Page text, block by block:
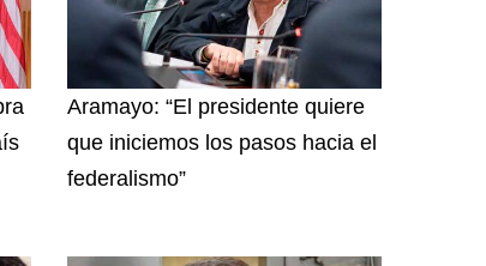
Aramayo: “El presidente quiere
que iniciemos los pasos hacia el
federalismo”